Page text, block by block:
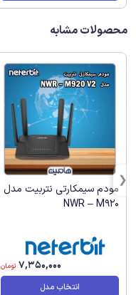
محصولات مشابه
مودم سیمکارتی نتربیت مدل
NWR – M920
7,350,000 تومان
انتخاب مدل